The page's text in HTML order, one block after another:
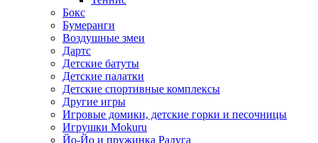
Бокс
Бумеранги
Воздушные змеи
Дартс
Детские батуты
Детские палатки
Детские спортивные комплексы
Другие игры
Игровые домики, детские горки и песочницы
Игрушки Mokuru
Йо-Йо и пружинка Радуга